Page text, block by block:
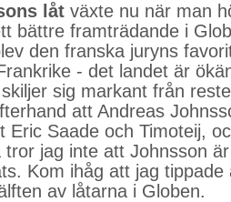
låt växte nu när man
bättre framträdande i
den franska juryns
- det landet är
sig markant från
att Andreas
Eric Saade och Timoteij,
tror jag inte att Johnsson
Kom ihåg att jag tippade
av låtarna i Globen.